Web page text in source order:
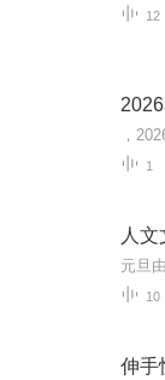
12
1
人
10
伸手